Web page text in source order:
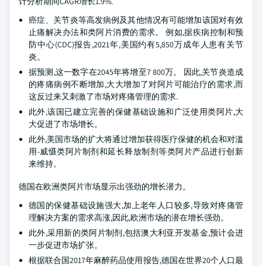
癌症、关节炎等高发病例及其他情况有可能增加该国对有效
止痛解决办法和类阿片消费的需求。 例如,据疾病控制和预
防中心(CDC)报告,2021年,美国约有5,850万成年人患有关节
炎。
据预测,这一数字在2045年将增至7 800万。 因此,关节炎造成
的疼痛病例不断增加,大大增加了对阿片可能治疗的需求,而
这反过来又刺激了市场对疼痛管理的需求.
此外,该国已建立完善的保健基础设施和广泛使用类阿片,大
大促进了市场增长。
此外,美国市场的扩大将通过增加获得医疗保健的机会和对滥
用-威慑类阿片制剂和延长释放制剂等类阿片产品进行创新
来维持。
德国在欧洲类阿片市场显示出强劲的增长潜力。
德国的保健基础设施强大,加上老年人口较多,导致对疼痛管
理解决方案的需求高涨,因此,欧洲市场的潜在增长强劲。
此外,采用新的类阿片制剂,包括澳大利亚开发基金,预计会进
一步促进市场扩张。
根据联合国2017年麻醉药品使用报告,德国在世界20个人口最